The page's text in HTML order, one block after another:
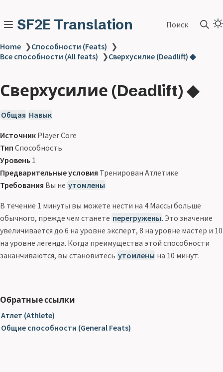
SF2E Translation Поиск
Home ❯Способности (Feats) ❯
Все способности (All feats) ❯Сверхусилие (Deadlift) ◆
Сверхусилие (Deadlift) ◆
Общая Навык
Источник Player Core
Тип Способность
Уровень 1
Предварительные условия Тренирован Атлетике
Требования Вы не утомлены
В течение 1 минуты вы можете нести на 4 Массы больше
обычного, прежде чем станете перегружены. Это значение
увеличивается до 6 на уровне эксперт, 8 на уровне мастер и 10
на уровне легенда. Когда преимущества этой способности
заканчиваются, вы становитесь утомлены на 10 минут.
Обратные ссылки
Атлет (Athlete)
Общие способности (General Feats)